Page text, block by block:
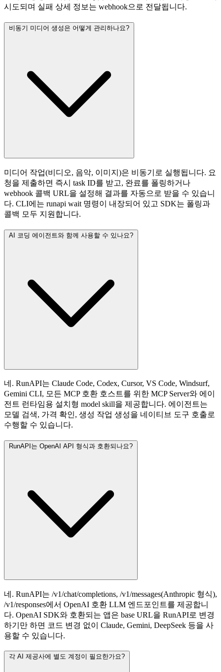
시도되며 실패 상세 정보는 webhook으로 전달됩니다.
비동기 미디어 생성은 어떻게 관리하나요?
미디어 작업(비디오, 음악, 이미지)은 비동기로 실행됩니다. 요
청을 제출하면 즉시 task ID를 받고, 완료를 폴링하거나
webhook 콜백 URL을 설정해 결과를 자동으로 받을 수 있습니
다. CLI에는 runapi wait 명령이 내장되어 있고 SDK는 폴링과
콜백 모두 지원합니다.
AI 코딩 에이전트와 함께 사용할 수 있나요?
네. RunAPI는 Claude Code, Codex, Cursor, VS Code, Windsurf,
Gemini CLI, 모든 MCP 호환 호스트를 위한 MCP Server와 에이
전트 런타임용 설치형 model skill을 제공합니다. 에이전트는
모델 검색, 가격 확인, 생성 작업 생성을 네이티브 도구 호출로
수행할 수 있습니다.
RunAPI는 OpenAI API 형식과 호환되나요?
네. RunAPI는 /v1/chat/completions, /v1/messages(Anthropic 형식),
/v1/responses에서 OpenAI 호환 LLM 엔드포인트를 제공합니
다. OpenAI SDK와 호환되는 앱은 base URL을 RunAPI로 변경
하기만 하면 코드 변경 없이 Claude, Gemini, DeepSeek 등을 사
용할 수 있습니다.
각 AI 제공사에 별도 계정이 필요한가요?